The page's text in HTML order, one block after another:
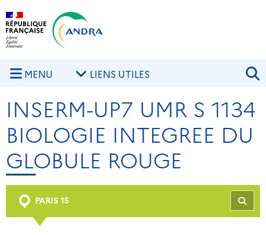
Aller au contenu principal
MENU LIENS UTILES
INSERM-UP7 UMR S 1134
BIOLOGIE INTEGREE DU
GLOBULE ROUGE
PARIS 15